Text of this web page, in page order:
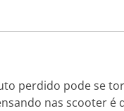
perdido pode se
nas scooter